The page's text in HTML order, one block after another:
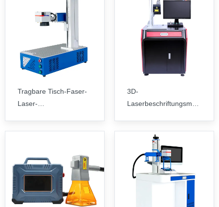
Tragbare Tisch-Faser-
Laser-
3D-
Laserbeschriftungsmaschine
Oberflächenmarkierung,
Hochleistungs-
Galvanometerschneiden